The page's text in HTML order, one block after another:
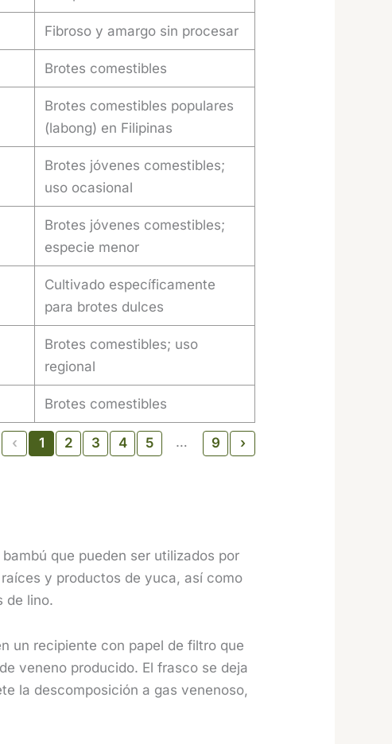
Fibroso y amargo sin procesar
Brotes comestibles
Brotes comestibles populares
(labong) en Filipinas
Brotes jóvenes comestibles;
uso ocasional
Brotes jóvenes comestibles;
especie menor
Cultivado específicamente
para brotes dulces
Brotes comestibles; uso
regional
Brotes comestibles
‹ 1 2 3 4 5 … 9 ›
que pueden ser utilizados por
y productos de yuca, así como
de lino.
un recipiente con papel de filtro que
veneno producido. El frasco se deja
la descomposición a gas venenoso,